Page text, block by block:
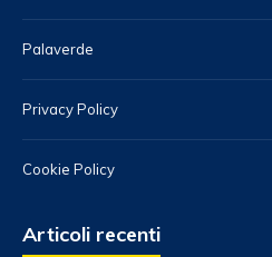
Palaverde
Privacy Policy
Cookie Policy
Articoli recenti